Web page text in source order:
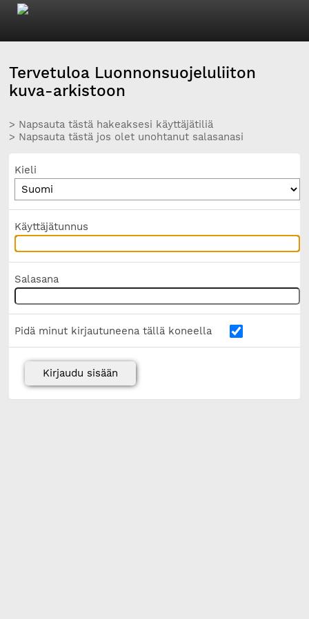
Tervetuloa Luonnonsuojeluliiton
kuva-arkistoon
> Napsauta tästä hakeaksesi käyttäjätiliä
> Napsauta tästä jos olet unohtanut salasanasi
Kieli
Käyttäjätunnus
Salasana
Pidä minut kirjautuneena tällä koneella